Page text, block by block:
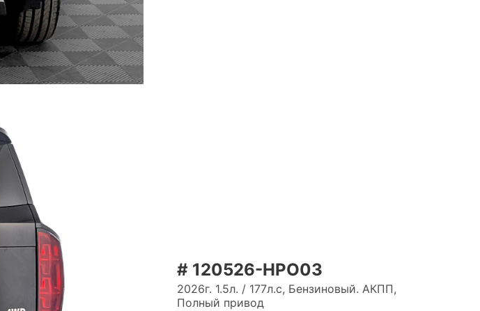
# 120526-HPO03
2026г. 1.5л. / 177л.с, Бензиновый. АКПП,
Полный привод